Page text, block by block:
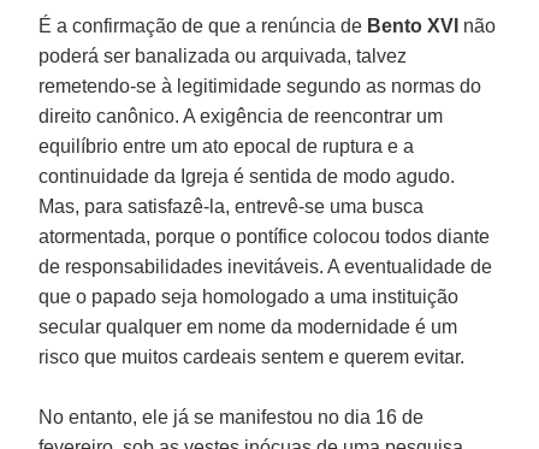
É a confirmação de que a renúncia de Bento XVI não
poderá ser banalizada ou arquivada, talvez
remetendo-se à legitimidade segundo as normas do
direito canônico. A exigência de reencontrar um
equilíbrio entre um ato epocal de ruptura e a
continuidade da Igreja é sentida de modo agudo.
Mas, para satisfazê-la, entrevê-se uma busca
atormentada, porque o pontífice colocou todos diante
de responsabilidades inevitáveis. A eventualidade de
que o papado seja homologado a uma instituição
secular qualquer em nome da modernidade é um
risco que muitos cardeais sentem e querem evitar.
No entanto, ele já se manifestou no dia 16 de